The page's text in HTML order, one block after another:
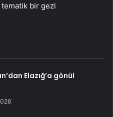
bir gezi
Elazığ’a gönül